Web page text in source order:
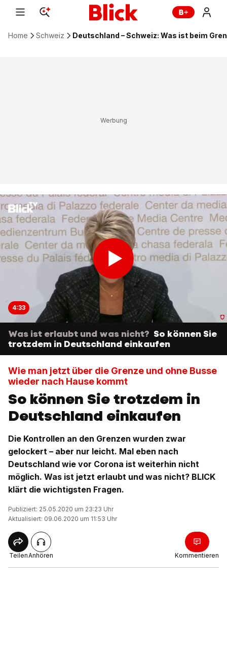
Home Schweiz Deutschland – Schweiz: Was ist beim
4:33
Was ist erlaubt und was nicht? So können Sie
trotzdem in Deutschland einkaufen
Wie man jetzt über die Grenze und ohne Busse
wieder nach Hause kommt
So können Sie trotzdem in
Deutschland einkaufen
Die Kontrollen an den Grenzen wurden zwar
gelockert – aber nur leicht. Mal eben nach
Deutschland wie vor Corona ist weiterhin nicht
möglich. Was ist jetzt erlaubt und was nicht? BLICK
klärt die wichtigsten Fragen.
Publiziert: 25.05.2020 um 23:23 Uhr
Aktualisiert: 09.06.2020 um 11:53 Uhr
TeilenAnhören Kommentieren